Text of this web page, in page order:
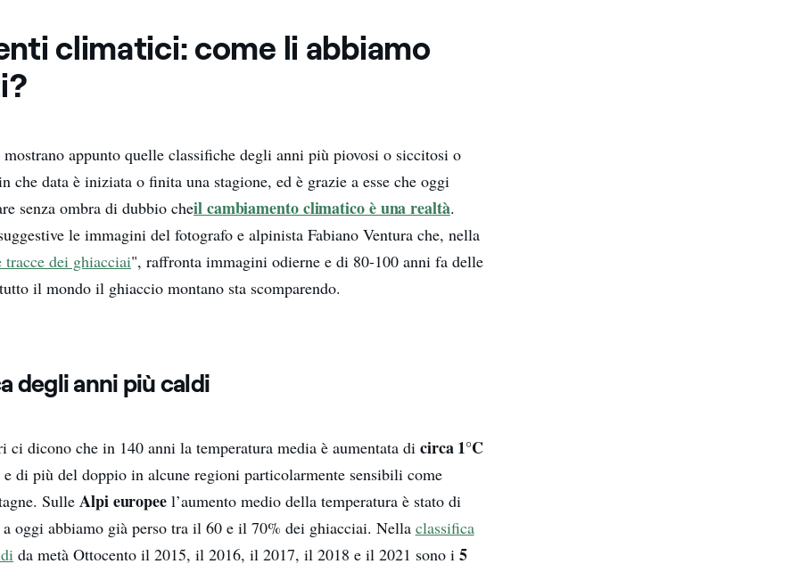
climatici: come li abbiamo
mostrano appunto quelle classifiche degli anni più piovosi o siccitosi o
che data è iniziata o finita una stagione, ed è grazie a esse che oggi
senza ombra di dubbio cheil cambiamento climatico è una realtà.
le immagini del fotografo e alpinista Fabiano Ventura che, nella
tracce dei ghiacciai", raffronta immagini odierne e di 80-100 anni fa delle
il mondo il ghiaccio montano sta scomparendo.
degli anni più caldi
ci dicono che in 140 anni la temperatura media è aumentata di circa 1°C
di più del doppio in alcune regioni particolarmente sensibili come
SulleAlpi europeel’aumento medio della temperatura è stato di
oggi abbiamo già perso tra il 60 e il 70% dei ghiacciai. Nella classifica
da metà Ottocento il 2015, il 2016, il 2017, il 2018 e il 2021 sono i5